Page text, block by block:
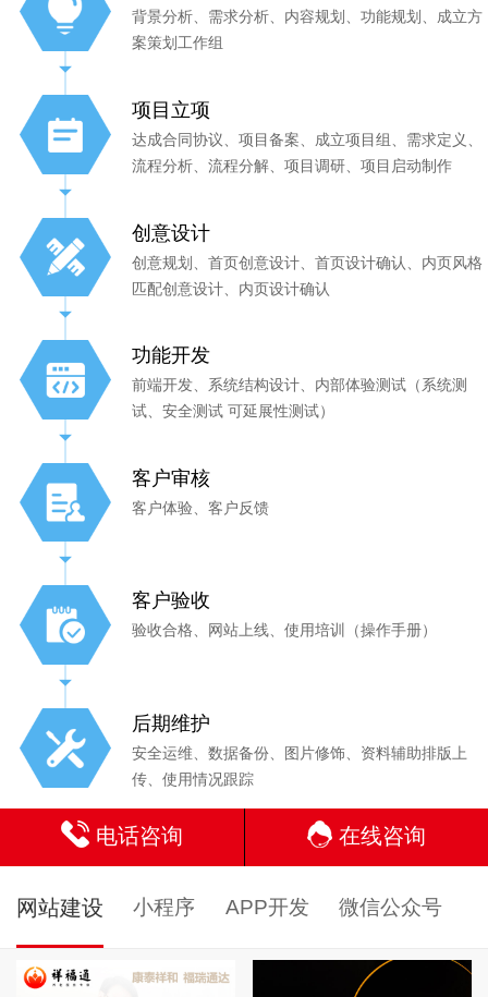
背景分析、需求分析、内容规划、功能规划、成立方
案策划工作组
项目立项
达成合同协议、项目备案、成立项目组、需求定义、
流程分析、流程分解、项目调研、项目启动制作
创意设计
创意规划、首页创意设计、首页设计确认、内页风格
匹配创意设计、内页设计确认
功能开发
前端开发、系统结构设计、内部体验测试（系统测
试、安全测试 可延展性测试）
客户审核
客户体验、客户反馈
客户验收
验收合格、网站上线、使用培训（操作手册）
后期维护
安全运维、数据备份、图片修饰、资料辅助排版上
传、使用情况跟踪
电话咨询 在线咨询
网站建设 小程序 APP开发 微信公众号